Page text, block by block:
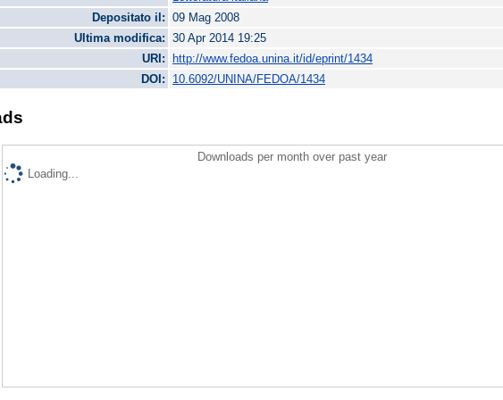
Depositato il:
09 Mag 2008
Ultima modifica:
30 Apr 2014 19:25
URI:
http://www.fedoa.unina.it/id/eprint/1434
DOI:
10.6092/UNINA/FEDOA/1434
Downloads per month over past year
Loading...